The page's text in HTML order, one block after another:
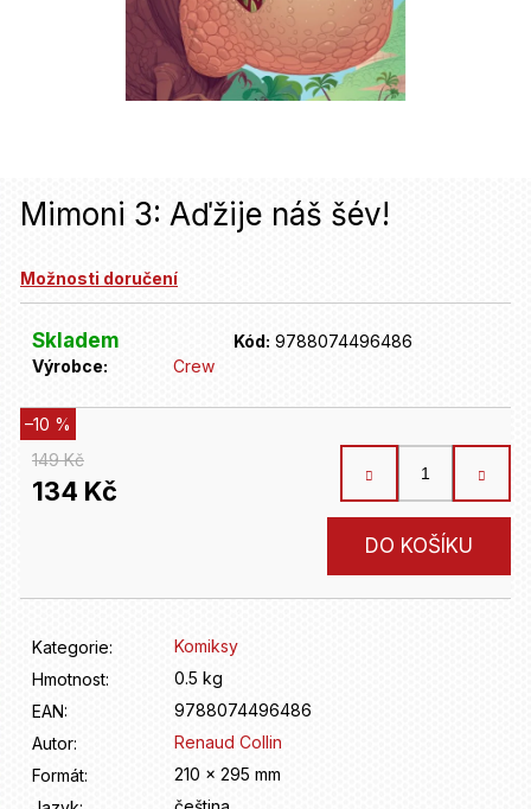
Mimoni 3: Aďžije náš šév!
Možnosti doručení
Skladem Kód: 9788074496486
Výrobce:
Crew
149 Kč
–10 %
134 Kč
DO KOŠÍKU
Kategorie:
Komiksy
Hmotnost:
0.5 kg
EAN:
9788074496486
Autor:
Renaud Collin
Formát:
210 x 295 mm
n
j
?
HLEDAT
r
u
č
u
e
m